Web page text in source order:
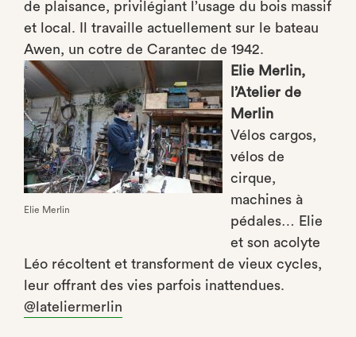
de plaisance, privilégiant l’usage du bois massif
et local. Il travaille actuellement sur le bateau
Awen, un cotre de Carantec de 1942.
Elie Merlin
Elie Merlin,
l’Atelier de
Merlin
Vélos cargos,
vélos de
cirque,
machines à
pédales… Elie
et son acolyte
Léo récoltent et transforment de vieux cycles,
leur offrant des vies parfois inattendues.
@lateliermerlin